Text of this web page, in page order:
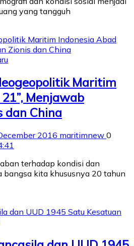
yang tangguh
Maritim
Menjawab
dan China
2016 maritimnew 0
terhadap kondisi dan
bangsa kita khususnya 20 tahun